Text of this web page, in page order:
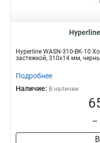
Hyperline WASN-310-BK-10
застежкой, 310x14 мм,
Подробнее
Наличие: В наличии
–